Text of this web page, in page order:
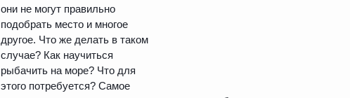
они не могут правильно
подобрать место и многое
другое. Что же делать в таком
случае? Как научиться
рыбачить на море? Что для
этого потребуется? Самое